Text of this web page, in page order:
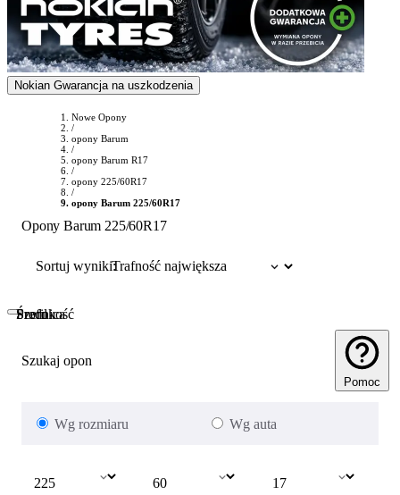
Nokian Gwarancja na uszkodzenia
Nowe Opony
/
opony Barum
/
opony Barum R17
/
opony 225/60R17
/
opony Barum 225/60R17
Opony Barum 225/60R17
Sortuj wyniki:
Szukaj opon
Pomoc
Wg rozmiaru Wg auta
Szerokość
Profil
Średnica